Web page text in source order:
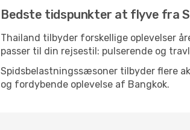
Bedste tidspunkter at flyve fra
Thailand tilbyder forskellige oplevelser
passer til din rejsestil: pulserende og
Spidsbelastningssæsoner tilbyder flere
og fordybende oplevelse af Bangkok.